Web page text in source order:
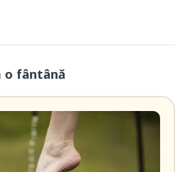
o fântână